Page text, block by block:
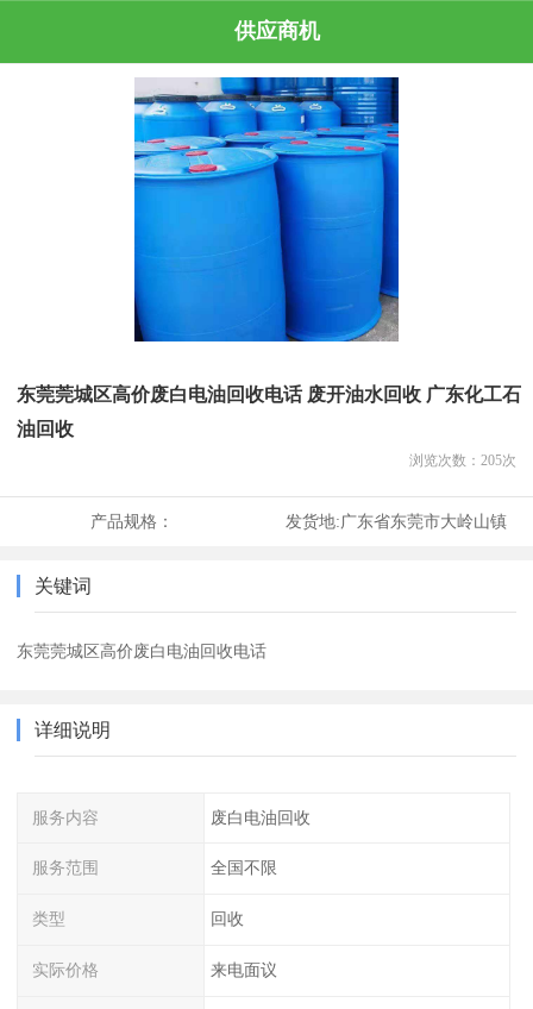
供应商机
东莞莞城区高价废白电油回收电话 废开油水回收 广东化工石
油回收
浏览次数： 205次
产品规格： 发货地:广东省东莞市大岭山镇
关键词
东莞莞城区高价废白电油回收电话
详细说明
服务内容 废白电油回收
服务范围 全国不限
类型 回收
实际价格 来电面议